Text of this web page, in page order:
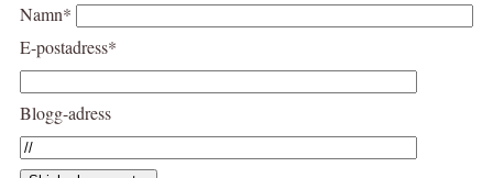
Namn*
E-postadress*
Blogg-adress